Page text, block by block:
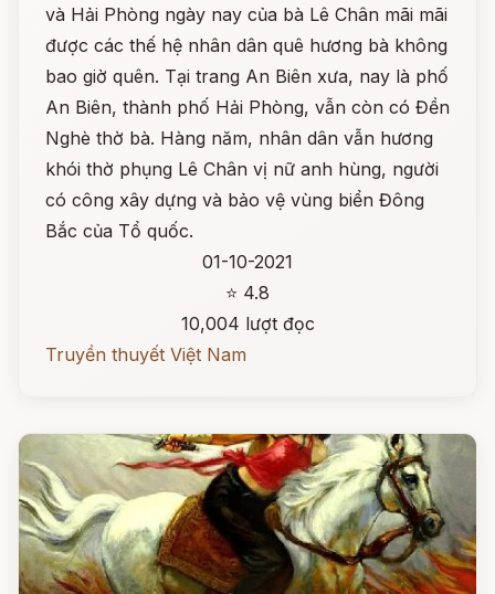
và Hải Phòng ngày nay của bà Lê Chân mãi mãi
được các thế hệ nhân dân quê hương bà không
bao giờ quên. Tại trang An Biên xưa, nay là phố
An Biên, thành phố Hải Phòng, vẫn còn có Đền
Nghè thờ bà. Hàng năm, nhân dân vẫn hương
khói thờ phụng Lê Chân vị nữ anh hùng, người
có công xây dựng và bảo vệ vùng biển Đông
Bắc của Tổ quốc.
01-10-2021
⭐ 4.8
10,004 lượt đọc
Truyền thuyết Việt Nam